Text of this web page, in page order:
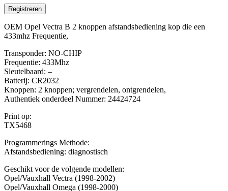
Registreren
OEM Opel Vectra B 2 knoppen afstandsbediening kop die een
433mhz Frequentie,
Transponder: NO-CHIP
Frequentie: 433Mhz
Sleutelbaard: –
Batterij: CR2032
Knoppen: 2 knoppen; vergrendelen, ontgrendelen,
Authentiek onderdeel Nummer: 24424724
Print op:
TX5468
Programmerings Methode:
Afstandsbediening: diagnostisch
Geschikt voor de volgende modellen:
Opel/Vauxhall Vectra (1998-2002)
Opel/Vauxhall Omega (1998-2000)